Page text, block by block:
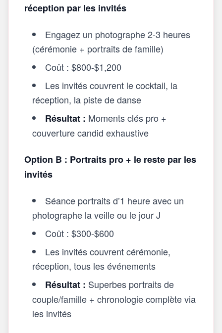
réception par les invités
Engagez un photographe 2-3 heures
(cérémonie + portraits de famille)
Coût : $800-$1,200
Les invités couvrent le cocktail, la
réception, la piste de danse
Résultat : Moments clés pro +
couverture candid exhaustive
Option B : Portraits pro + le reste par les
invités
Séance portraits d’1 heure avec un
photographe la veille ou le jour J
Coût : $300-$600
Les invités couvrent cérémonie,
réception, tous les événements
Résultat : Superbes portraits de
couple/famille + chronologie complète via
les invités